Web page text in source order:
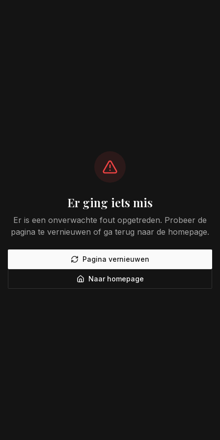
Er ging iets mis
Er is een onverwachte fout opgetreden. Probeer de
pagina te vernieuwen of ga terug naar de homepage.
Pagina vernieuwen
Naar homepage